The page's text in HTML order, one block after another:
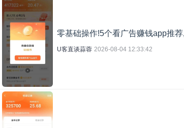
零基础操作!5个看广告赚钱app推
U客直谈蒜蓉 2026-08-04 12:33:42